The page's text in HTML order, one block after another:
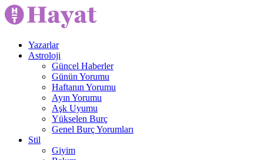
Yazarlar
Astroloji
Güncel Haberler
Günün Yorumu
Haftanın Yorumu
Ayın Yorumu
Aşk Uyumu
Yükselen Burç
Genel Burç Yorumları
Stil
Giyim